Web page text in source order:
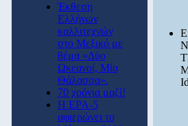
Έκθεση
Ελλήνων
καλλιτεχνών
στο Μεξικό με
θέμα «Δύο
Ωκεανοί, Μία
Θάλασσα».
70 χρόνια μαζί!
Η ΕΡΑ-5
αφιερώνει το